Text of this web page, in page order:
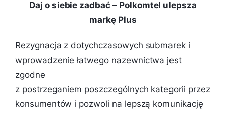
Daj o siebie zadbać – Polkomtel ulepsza
markę Plus
Rezygnacja z dotychczasowych submarek i
wprowadzenie łatwego nazewnictwa jest
zgodne
z postrzeganiem poszczególnych kategorii przez
konsumentów i pozwoli na lepszą komunikację